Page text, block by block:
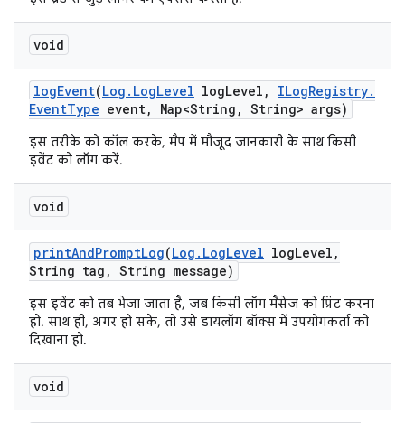
void
logEvent(Log . LogLevel logLevel , ILogRegistry.
EventType event, Map<String , String> args)
इस तरीके को कॉल करके, मैप में मौजूद जानकारी के साथ किसी
इवेंट को लॉग करें.
void
printAndPromptLog(Log . LogLevel logLevel ,
String tag , String message)
इस इवेंट को तब भेजा जाता है, जब किसी लॉग मैसेज को प्रिंट करना
हो. साथ ही, अगर हो सके, तो उसे डायलॉग बॉक्स में उपयोगकर्ता को
दिखाना हो.
void